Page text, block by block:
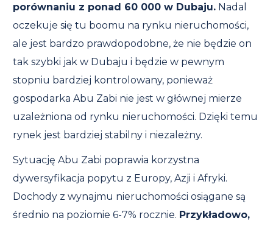
porównaniu z ponad 60 000 w Dubaju. Nadal
oczekuje się tu boomu na rynku nieruchomości,
ale jest bardzo prawdopodobne, że nie będzie on
tak szybki jak w Dubaju i będzie w pewnym
stopniu bardziej kontrolowany, ponieważ
gospodarka Abu Zabi nie jest w głównej mierze
uzależniona od rynku nieruchomości. Dzięki temu
rynek jest bardziej stabilny i niezależny.
Sytuację Abu Zabi poprawia korzystna
dywersyfikacja popytu z Europy, Azji i Afryki.
Dochody z wynajmu nieruchomości osiągane są
średnio na poziomie 6-7% rocznie. Przykładowo,